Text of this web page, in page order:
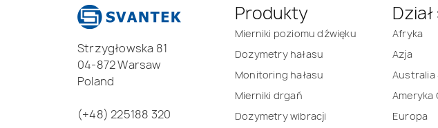
Strzygłowska 81
04-872 Warsaw
Poland
(+48) 225188 320
Produkty
Mierniki poziomu dźwięku
Dozymetry hałasu
Monitoring hałasu
Mierniki drgań
Dozymetry wibracji
Afryka
Azja
Australia
Ameryka
Europa